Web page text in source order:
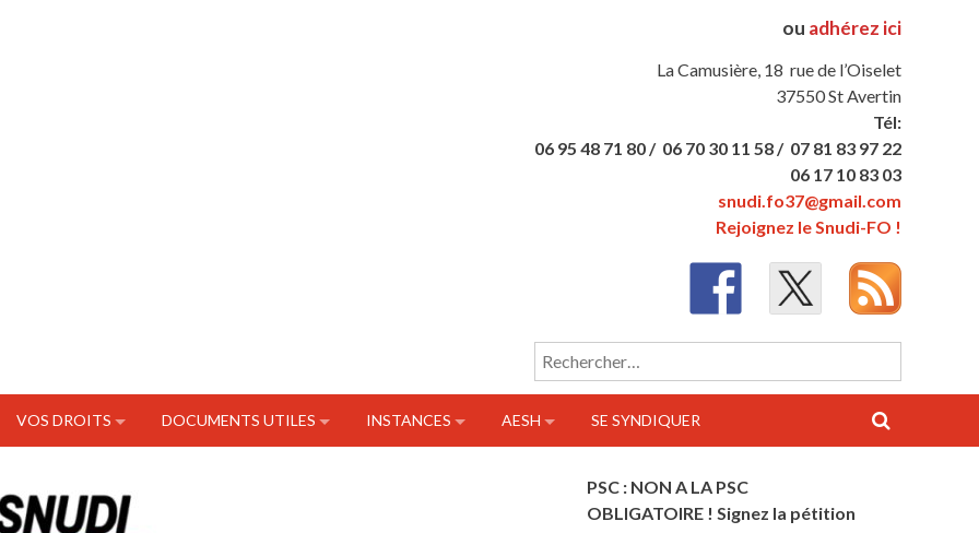
ou adhérez ici
La Camusière, 18 rue de l’Oiselet
37550 St Avertin
Tél:
06 95 48 71 80 / 06 70 30 11 58 / 07 81 83 97 22
06 17 10 83 03
snudi.fo37@gmail.com
Rejoignez le Snudi-FO !
Rechercher :
VOS DROITS DOCUMENTS UTILES INSTANCES AESH SE SYNDIQUER
PSC : NON A LA PSC
OBLIGATOIRE ! Signez la pétition